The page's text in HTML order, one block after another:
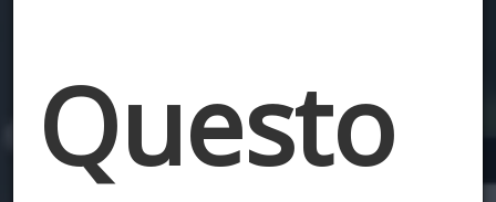
Questo